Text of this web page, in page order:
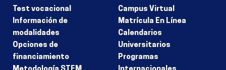
Test vocacional
Información de
modalidades
Opciones de
financiamiento
Campus Virtual
Matrícula En Línea
Calendarios
Universitarios
Programas